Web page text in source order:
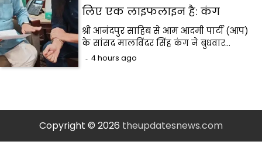
लिए एक लाइफलाइन है: कंग
श्री आनंदपुर साहिब से आम आदमी पार्टी (आप)
के सांसद मालविंदर सिंह कंग ने बुधवार…
4 hours ago
Copyright © 2026 theupdatesnews.com